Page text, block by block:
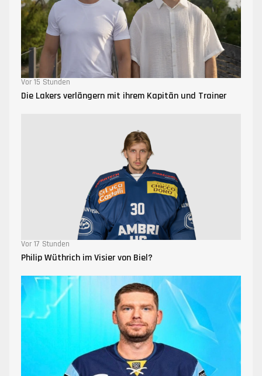
Vor 15 Stunden
Die Lakers verlängern mit ihrem Kapitän und Trainer
Vor 17 Stunden
Philip Wüthrich im Visier von Biel?